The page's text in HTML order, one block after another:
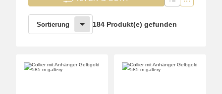
Sortierung 184 Produkt(e) gefunden